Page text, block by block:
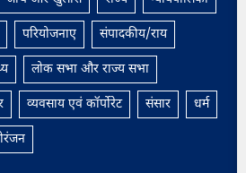
परियोजनाए संपादकीय/राय
लोक सभा और राज्‍य सभा
व्यवसाय एवं कॉर्पोरेट संसार धर्म